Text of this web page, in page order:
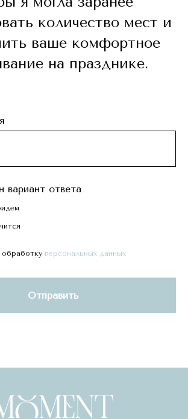
количество мест и
ваше комфортное
на празднике.
вариант ответа
персональных данных
Отправить